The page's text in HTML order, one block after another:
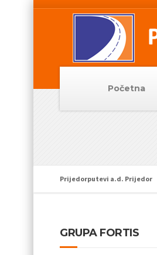
Početna
Prijedorputevi a.d. Prijedor
GRUPA FORTIS